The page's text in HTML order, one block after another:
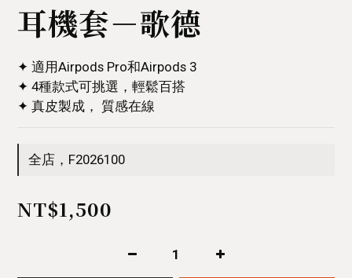
耳機套－歌德
✦ 適用Airpods Pro和Airpods 3
✦ 4種款式可挑選，輕鬆百搭
✦ 真皮製成， 質感在線
全店，F2026100
NT$1,500